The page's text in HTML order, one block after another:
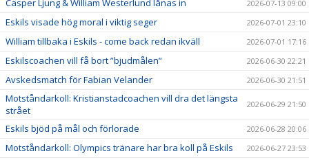
Casper Ljung & William Westerlund lånas in 2026-07-13 09:00
Eskils visade hög moral i viktig seger 2026-07-01 23:10
William tillbaka i Eskils - come back redan ikväll 2026-07-01 17:16
Eskilscoachen vill få bort ”bjudmålen” 2026-06-30 22:21
Avskedsmatch för Fabian Velander 2026-06-30 21:51
Motståndarkoll: Kristianstadcoachen vill dra det längsta
strået
2026-06-29 21:50
Eskils bjöd på mål och förlorade 2026-06-28 20:06
Motståndarkoll: Olympics tränare har bra koll på Eskils 2026-06-27 23:53